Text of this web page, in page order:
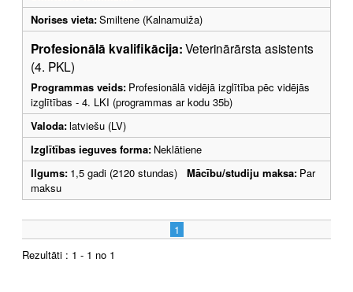
Norises vieta:Smiltene (Kalnamuiža)
Profesionālā kvalifikācija:Veterinārārsta asistents
(4. PKL)
Programmas veids: Profesionālā vidējā izglītība pēc vidējās
izglītības - 4. LKI (programmas ar kodu 35b)
Valoda:latviešu (LV)
Izglītības ieguves forma: Neklātiene
Ilgums: 1,5 gadi (2120 stundas) Mācību/studiju maksa: Par
maksu
1
Rezultāti : 1 - 1 no 1